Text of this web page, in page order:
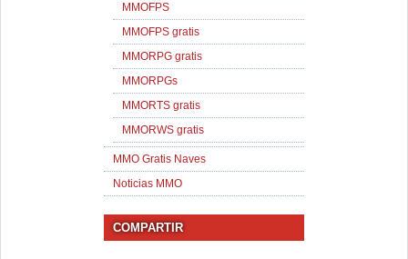
MMOFPS
MMOFPS gratis
MMORPG gratis
MMORPGs
MMORTS gratis
MMORWS gratis
MMO Gratis Naves
Noticias MMO
COMPARTIR